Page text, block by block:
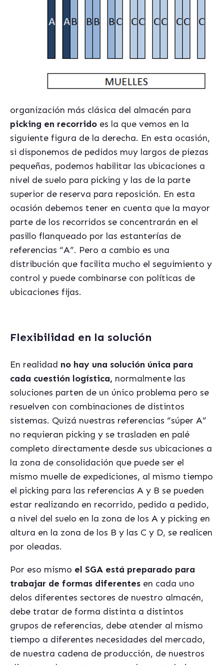
organización más clásica del almacén para
picking en recorrido es la que vemos en la
siguiente figura de la derecha. En esta ocasión,
si disponemos de pedidos muy largos de piezas
pequeñas, podemos habilitar las ubicaciones a
nivel de suelo para picking y las de la parte
superior de reserva para reposición. En esta
ocasión debemos tener en cuenta que la mayor
parte de los recorridos se concentrarán en el
pasillo flanqueado por las estanterías de
referencias “A”. Pero a cambio es una
distribución que facilita mucho el seguimiento y
control y puede combinarse con políticas de
ubicaciones fijas.
Flexibilidad en la solución
En realidad no hay una solución única para
cada cuestión logística, normalmente las
soluciones parten de un único problema pero se
resuelven con combinaciones de distintos
sistemas. Quizá nuestras referencias “súper A”
no requieran picking y se trasladen en palé
completo directamente desde sus ubicaciones a
la zona de consolidación que puede ser el
mismo muelle de expediciones, al mismo tiempo
el picking para las referencias A y B se pueden
estar realizando en recorrido, pedido a pedido,
a nivel del suelo en la zona de los A y picking en
altura en la zona de los B y las C y D, se realicen
por oleadas.
Por eso mismo el SGA está preparado para
trabajar de formas diferentes en cada uno
delos diferentes sectores de nuestro almacén,
debe tratar de forma distinta a distintos
grupos de referencias, debe atender al mismo
tiempo a diferentes necesidades del mercado,
de nuestra cadena de producción, de nuestros